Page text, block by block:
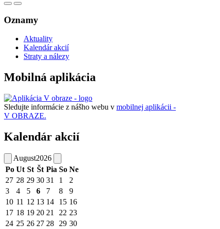
Oznamy
Aktuality
Kalendár akcií
Straty a nálezy
Mobilná aplikácia
Sledujte informácie z nášho webu v mobilnej aplikácii -
V OBRAZE.
Kalendár akcií
August2026
Po Ut St Št Pia So Ne
27 28 29 30 31 1
2
3
4 5 6 7 8
9
10 11 12 13 14 15 16
17 18 19 20 21 22 23
24 25 26 27 28 29 30